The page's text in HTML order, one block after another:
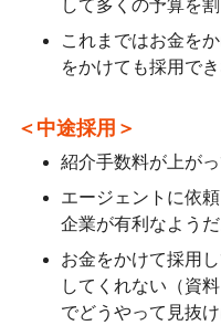
して多くの予算を
これまではお金を
をかけても採用で
＜中途採用＞
紹介手数料が上がっ
エージェントに依
企業が有利なようだ
お金をかけて採用
してくれない（資
でどうやって見抜